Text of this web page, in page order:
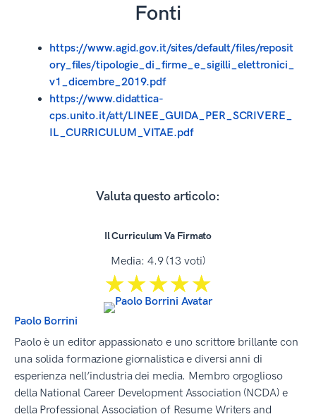
Fonti
https://www.agid.gov.it/sites/default/files/reposit
ory_files/tipologie_di_firme_e_sigilli_elettronici_
v1_dicembre_2019.pdf
https://www.didattica-
cps.unito.it/att/LINEE_GUIDA_PER_SCRIVERE_
IL_CURRICULUM_VITAE.pdf
Valuta questo articolo:
Il Curriculum Va Firmato
Media: 4.9 (13voti)
☆☆☆☆☆
★★★★★
Paolo Borrini
Paolo è un editor appassionato e uno scrittore brillante con
una solida formazione giornalistica e diversi anni di
esperienza nell’industria dei media. Membro orgoglioso
della National Career Development Association (NCDA) e
della Professional Association of Resume Writers and